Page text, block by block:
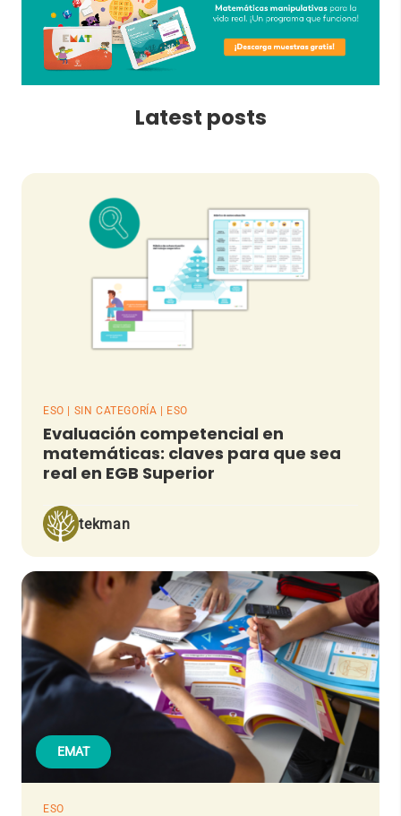
Latest posts
ESO | SIN CATEGORÍA | ESO
Evaluación competencial en
matemáticas: claves para que sea
real en EGB Superior
tekman
EMAT
ESO